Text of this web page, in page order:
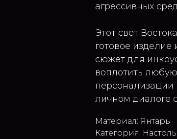
агрессивных
Этот свет
готовое
сюжет для
воплотить
персонализации
личном диалоге
Материал: Янтарь
Категория: